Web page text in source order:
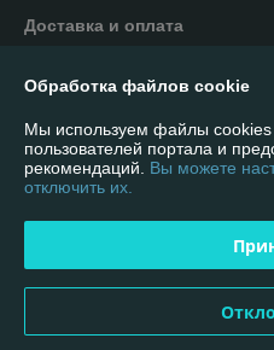
Доставка и оплата
График работы
Полная версия сайта
Политика обработки cookies
Сайт создан на платформе
Обработка файлов cookie
Мы используем файлы cookies
пользователей портала и
рекомендаций. Вы можете
отключить их.